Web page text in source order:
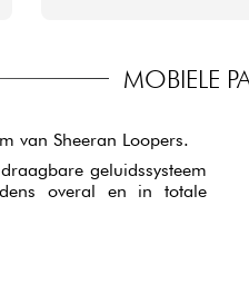
MOBIELE
van Sheeran Loopers.
geluidssysteem
overal en in totale